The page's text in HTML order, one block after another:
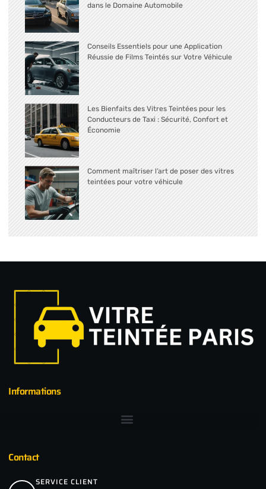
dans le Domaine Automobile
Conseils Essentiels pour une Application
Réussie de Films Teintés sur Votre Véhicule
Les Bienfaits des Vitres Teintées pour les
Conducteurs de Taxi : Sécurité, Confort et
Économie
Comment maîtriser l’art de poser des vitres
teintées pour votre véhicule
Informations
Contact
SERVICE CLIENT